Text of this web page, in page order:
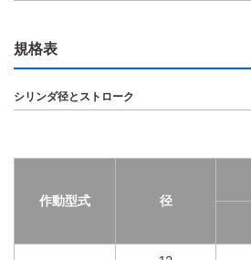
規格表
シリンダ径とストローク
作動型式
径